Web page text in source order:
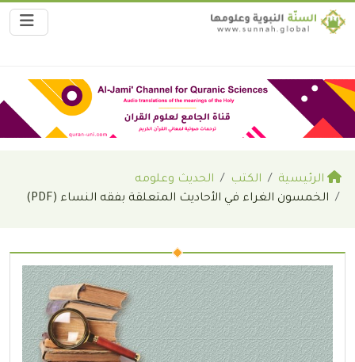
الرئيسية الكتب
الحديث وعلومه
الخمسون الغراء في الأحاديث المتعلقة بفقه النساء (PDF)